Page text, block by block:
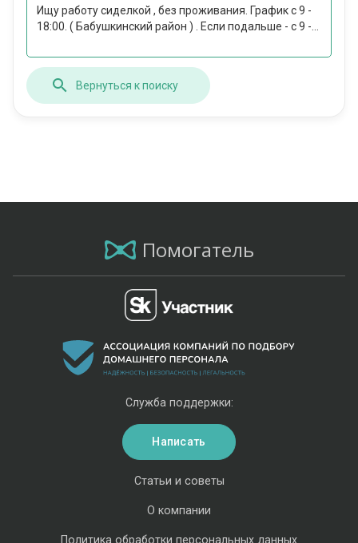
Ищу работу сиделкой , без проживания. График с 9 -
18:00. ( Бабушкинский район ) . Если подальше - с 9 -...
Вернуться к поиску
Помогатель
Статьи и советы
О компании
Политика обработки персональных данных
Служба поддержки:
Написать